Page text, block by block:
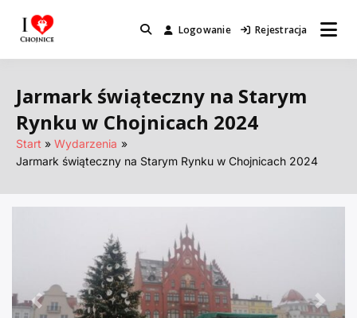
Miejsca które warto odwiedzić.
Logowanie Rejestracja
Jarmark świąteczny na Starym
Rynku w Chojnicach 2024
Start
Wydarzenia
Jarmark świąteczny na Starym Rynku w Chojnicach 2024
Poprzednie